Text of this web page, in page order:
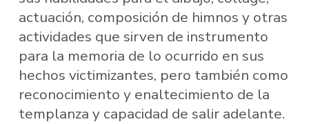
actuación, composición de himnos y otras
actividades que sirven de instrumento
para la memoria de lo ocurrido en sus
hechos victimizantes, pero también como
reconocimiento y enaltecimiento de la
templanza y capacidad de salir adelante.